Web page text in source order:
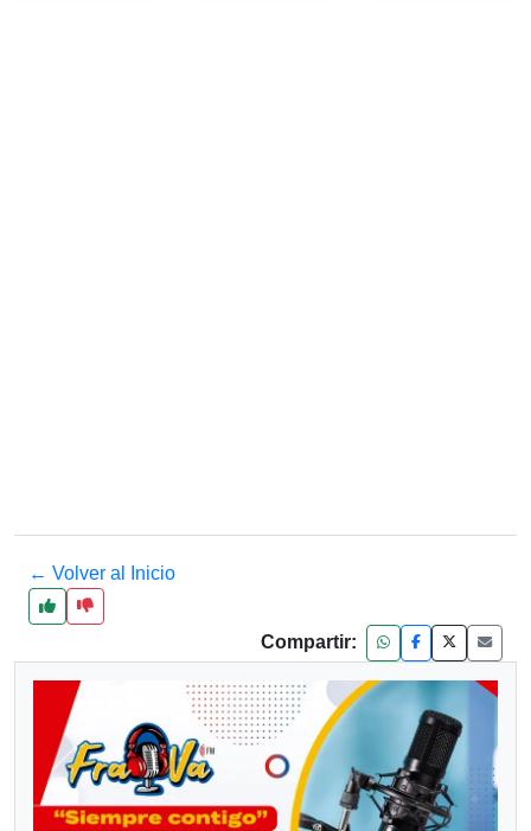
← Volver al Inicio
Compartir: